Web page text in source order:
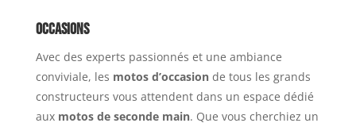
Occasions
Avec des experts passionnés et une ambiance
conviviale, les motos d’occasionde tous les grands
constructeurs vous attendent dans un espace dédié
aux motos de seconde main. Que vous cherchiez un